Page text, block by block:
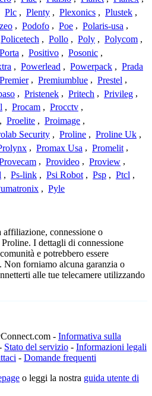
Plc , Plenty , Plexonics , Plustek ,
, Podofo , Poe , Polaris-usa ,
Policetech , Pollo , Poly , Polycom ,
Porta , Positivo , Posonic ,
, Powerlead , Powerpack , Prada
Premier , Premiumblue , Prestel ,
, Pristenek , Pritech , Privileg ,
, Procam , Procctv ,
, Proelite , Proimage ,
Security , Proline , Proline Uk ,
, Promax Usa , Promelit ,
, Provideo , Proview ,
, Ps-link , Psi Robot , Psp , Ptcl ,
, Pyle
connessione o
I dettagli di connessione
e potrebbero essere
forniamo alcuna garanzia o
alle tue telecamere utilizzando
- Informativa sulla
Stato del servizio - Informazioni legali
- Domande frequenti
o leggi la nostra guida utente di